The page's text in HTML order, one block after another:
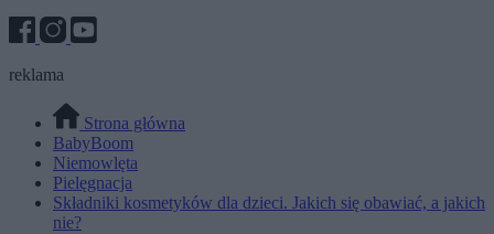
reklama
Strona główna
BabyBoom
Niemowlęta
Pielęgnacja
Składniki kosmetyków dla dzieci. Jakich się obawiać, a jakich
nie?